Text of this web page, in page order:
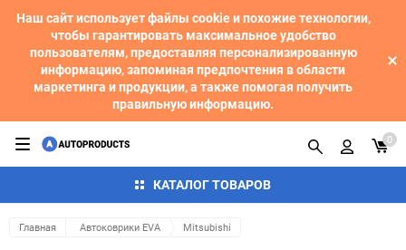
Наш сайт использует файлы cookie и похожие технологии,
чтобы гарантировать максимальное удобство
пользователям, предоставляя персонализированную
информацию, запоминая предпочтения в области
маркетинга и продукции, а также помогая получить
правильную информацию.
КАТАЛОГ ТОВАРОВ
0
Главная Автоковрики EVA Mitsubishi